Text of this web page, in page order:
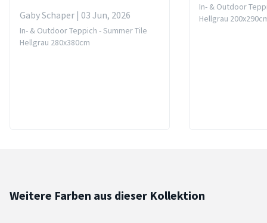
Gaby Schaper | 03 Jun, 2026
In- & Outdoor Teppich - Summer Tile
Hellgrau 280x380cm
In- & Outdoor
Hellgrau
Weitere Farben aus dieser Kollektion